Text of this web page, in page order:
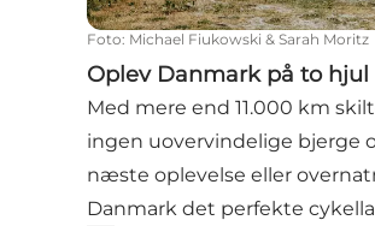
Foto: Michael Fiukowski & Sarah Moritz
Oplev Danmark på to hjul
Med mere end 11.000 km
ingen uovervindelige bjerge
næste oplevelse eller
Danmark det perfekte